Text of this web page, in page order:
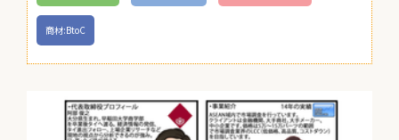
商材:BtoC